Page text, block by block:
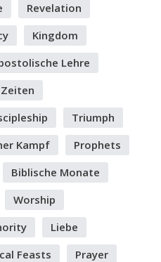
Revelation
Kingdom
Lehre
Triumph
Kampf
Prophets
Biblische Monate
Worship
Liebe
Feasts
Prayer